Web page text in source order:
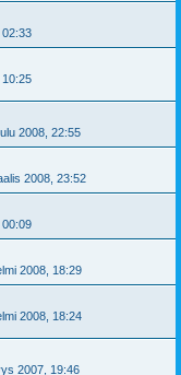
2008, 22:55
2008, 23:52
00:09
2008, 18:29
2008, 18:24
2007, 19:46